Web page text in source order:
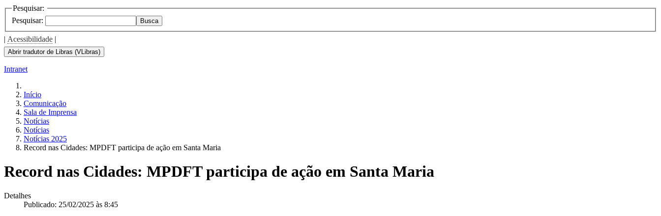
the
content.
Pesquisar:
Pesquisar:
Busca
| Acessibilidade |
Abrir tradutor de Libras (VLibras)
Intranet
Início
Comunicação
Sala de Imprensa
Notícias
Notícias
Notícias 2025
Record nas Cidades: MPDFT participa de ação em Santa Maria
Record nas Cidades: MPDFT participa de ação em Santa Maria
Detalhes
Publicado: 25/02/2025 às 8:45